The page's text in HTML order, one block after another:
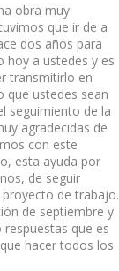
obra muy
que ir de a
dos años para
hoy a ustedes y es
transmitirlo en
que ustedes sean
seguimiento de la
agradecidas de
con este
esta ayuda por
de seguir
de trabajo.
de septiembre y
que es
hacer todos los